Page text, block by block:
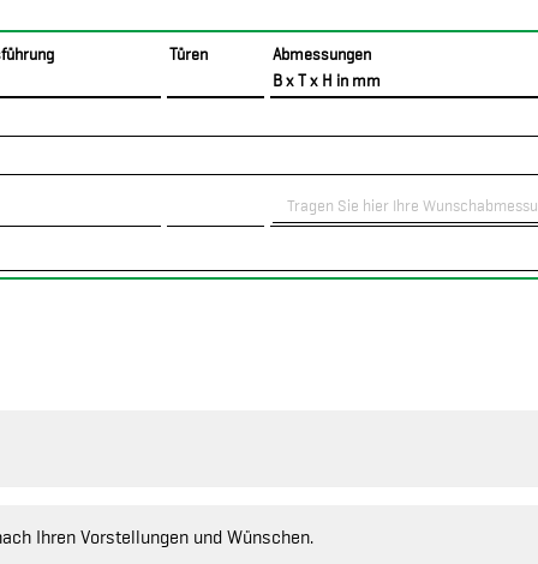
Türen
Abmessungen
B x T x H in mm
Ihren Vorstellungen und Wünschen.